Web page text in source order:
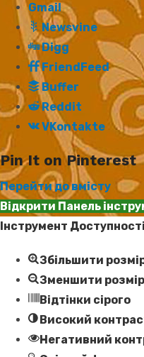
Gmail
Newsvine
Digg
FriendFeed
Buffer
Reddit
VKontakte
Pin It on Pinterest
Перейти до вмісту
Відкрити Панель
Інструмент Доступності
Збільшити
Зменшити
Відтінки сірого
Високий
Негативний